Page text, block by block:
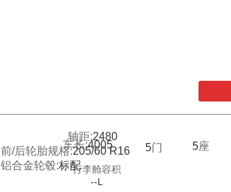
车长:4005 5座
5门
轴距:2480
前/后轮胎规格:205/60 R16
铝合金轮毂:标配行李舱容积
--L